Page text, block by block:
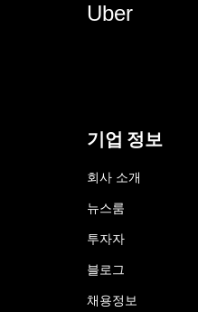
Uber
기업 정보
회사 소개
뉴스룸
투자자
블로그
채용정보